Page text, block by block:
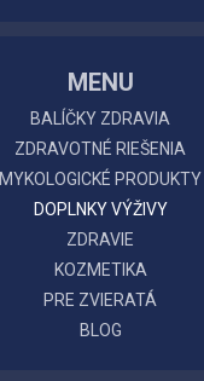
MENU
BALÍČKY ZDRAVIA
ZDRAVOTNÉ RIEŠENIA
MYKOLOGICKÉ PRODUKTY
DOPLNKY VÝŽIVY
ZDRAVIE
KOZMETIKA
PRE ZVIERATÁ
BLOG